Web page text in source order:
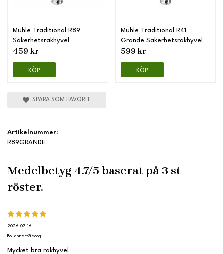
Mühle Traditional R89
Säkerhetsrakhyvel
459 kr
KÖP
Mühle Traditional R41
Grande Säkerhetsrakhyvel
599 kr
KÖP
SPARA SOM FAVORIT
Artikelnummer:
R89GRANDE
Medelbetyg 4.7/5 baserat på 3 st
röster.
2026-07-16
BoLennartGeorg
Mycket bra rakhyvel